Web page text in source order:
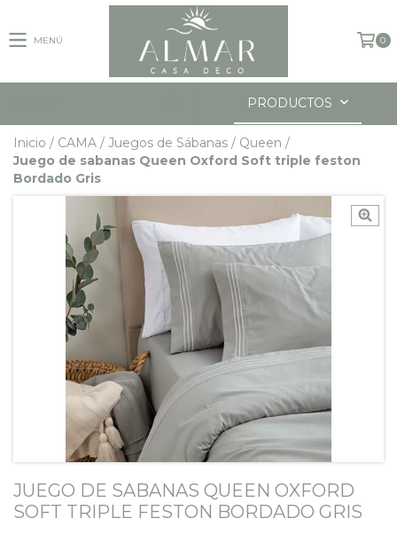
MENÚ 0
PRODUCTOS
Inicio / CAMA / Juegos de Sábanas / Queen /
Juego de sabanas Queen Oxford Soft triple feston
Bordado Gris
JUEGO DE SABANAS QUEEN OXFORD
SOFT TRIPLE FESTON BORDADO GRIS